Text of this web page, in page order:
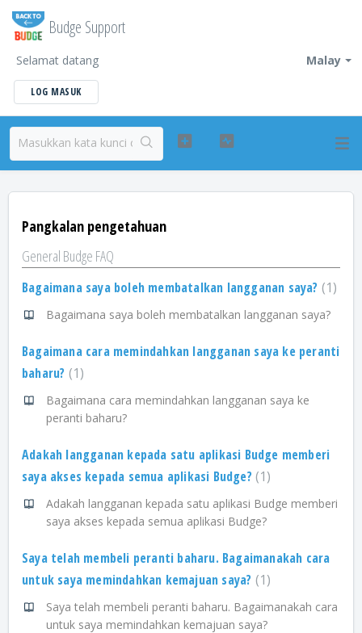
Budge Support
Malay
Selamat datang
LOG MASUK
Pangkalan pengetahuan
General Budge FAQ
Bagaimana saya boleh membatalkan langganan saya? 1
Bagaimana saya boleh membatalkan langganan saya?
Bagaimana cara memindahkan langganan saya ke peranti
baharu? 1
Bagaimana cara memindahkan langganan saya ke
peranti baharu?
Adakah langganan kepada satu aplikasi Budge memberi
saya akses kepada semua aplikasi Budge? 1
Adakah langganan kepada satu aplikasi Budge memberi
saya akses kepada semua aplikasi Budge?
Saya telah membeli peranti baharu. Bagaimanakah cara
untuk saya memindahkan kemajuan saya? 1
Saya telah membeli peranti baharu. Bagaimanakah cara
untuk saya memindahkan kemajuan saya?